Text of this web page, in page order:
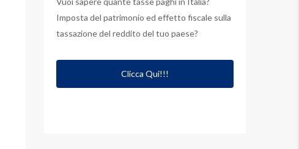
Imposta del patrimonio ed effetto fiscale sulla
tassazione del reddito del tuo paese?
Clicca Qui!!!